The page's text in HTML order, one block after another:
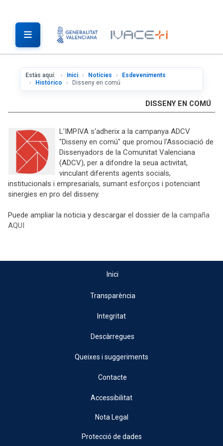
Estàs aquí: Inici Notícies
Esdeveniments
Histórico
Disseny en comú
DISSENY EN COMÚ
L'IMPIVA s'adherix a la campanya ADCV
"Disseny en comú" que promou l'Associació de
Dissenyadors de la Comunitat Valenciana
(ADCV), per a difondre la seua activitat,
vinculant diferents agents socials,
institucionals i empresarials, sumant esforços i potenciant
sinergies en pro del disseny.
Puede ampliar la noticia y descargar el dossier de la campaña
AQUI
Inici
Transparència
Integritat
Descàrregues
Queixes i suggeriments
Contacte
Accessibilitat
Nota Legal
Protecció de dades